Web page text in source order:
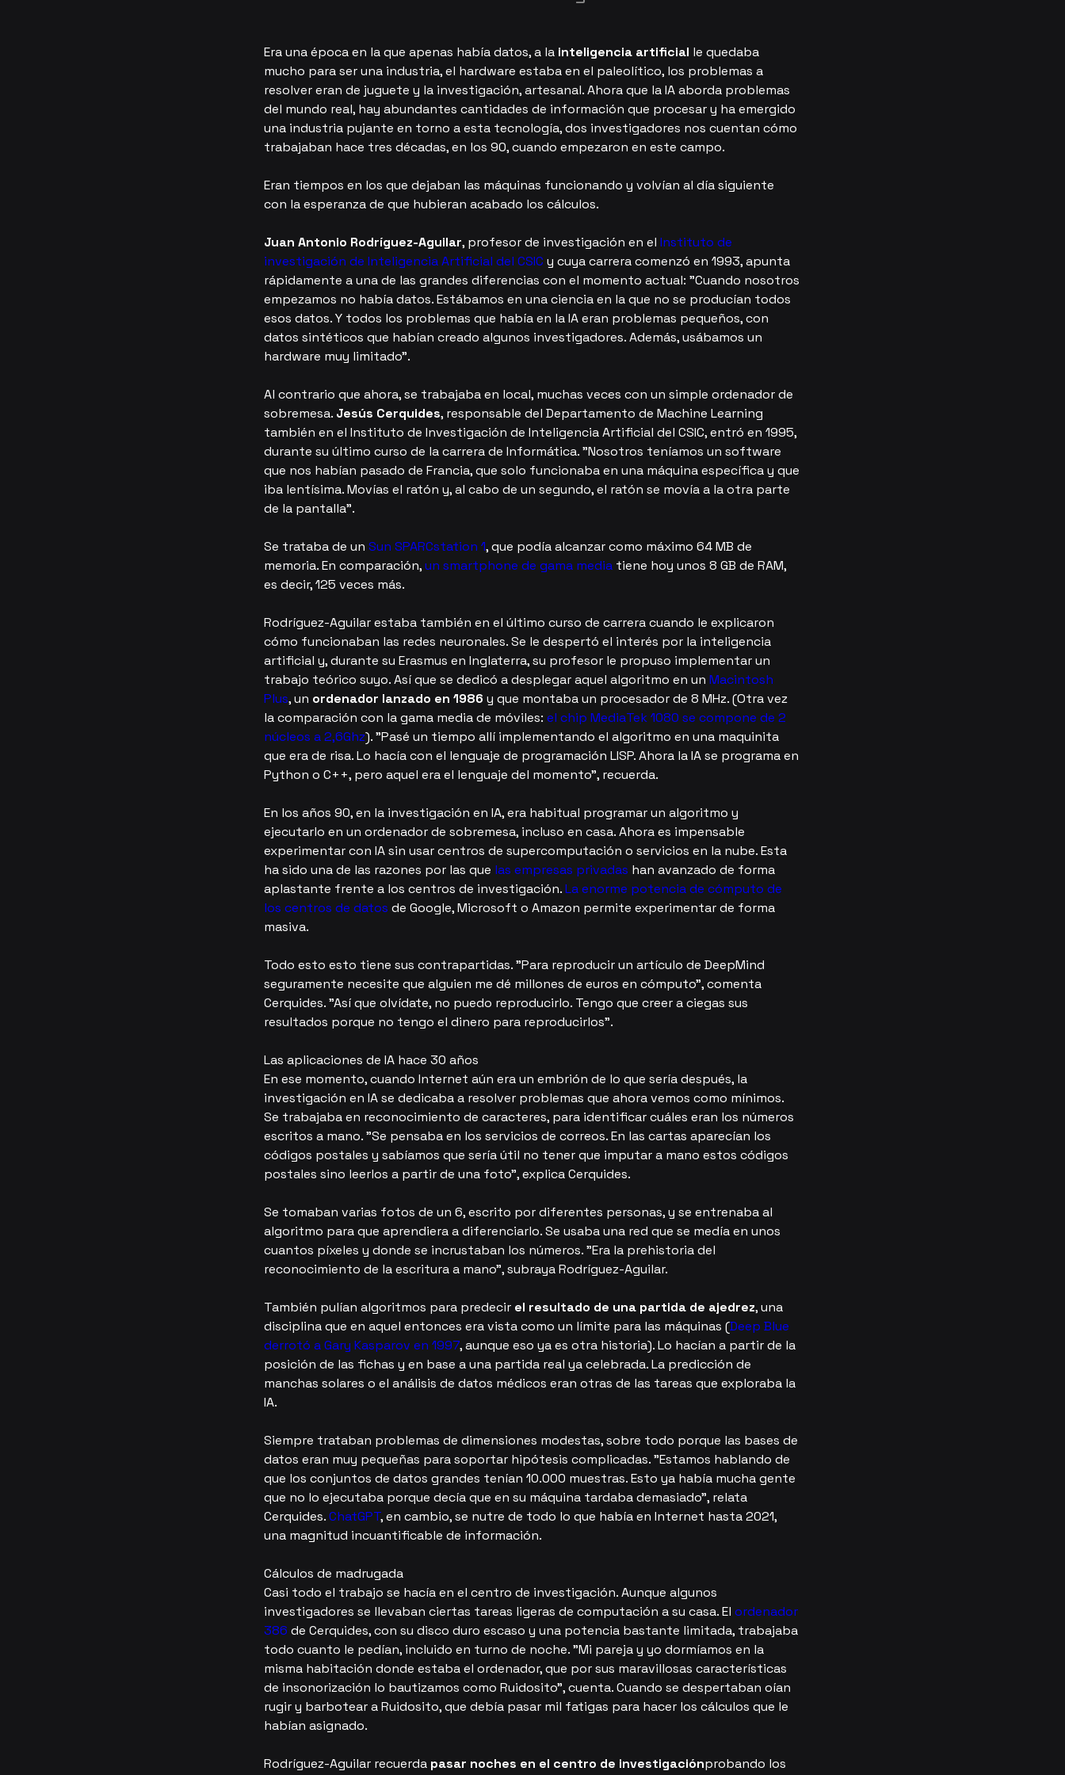
Era una época en la que apenas había datos, a la inteligencia artificial le quedaba
mucho para ser una industria, el hardware estaba en el paleolítico, los problemas a
resolver eran de juguete y la investigación, artesanal. Ahora que la IA aborda problemas
del mundo real, hay abundantes cantidades de información que procesar y ha emergido
una industria pujante en torno a esta tecnología, dos investigadores nos cuentan cómo
trabajaban hace tres décadas, en los 90, cuando empezaron en este campo.
Eran tiempos en los que dejaban las máquinas funcionando y volvían al día siguiente
con la esperanza de que hubieran acabado los cálculos.
Juan Antonio Rodríguez-Aguilar, profesor de investigación en el Instituto de
investigación de Inteligencia Artificial del CSIC y cuya carrera comenzó en 1993, apunta
rápidamente a una de las grandes diferencias con el momento actual: "Cuando nosotros
empezamos no había datos. Estábamos en una ciencia en la que no se producían todos
esos datos. Y todos los problemas que había en la IA eran problemas pequeños, con
datos sintéticos que habían creado algunos investigadores. Además, usábamos un
hardware muy limitado".
Al contrario que ahora, se trabajaba en local, muchas veces con un simple ordenador de
sobremesa. Jesús Cerquides, responsable del Departamento de Machine Learning
también en el Instituto de Investigación de Inteligencia Artificial del CSIC, entró en 1995,
durante su último curso de la carrera de Informática. "Nosotros teníamos un software
que nos habían pasado de Francia, que solo funcionaba en una máquina específica y que
iba lentísima. Movías el ratón y, al cabo de un segundo, el ratón se movía a la otra parte
de la pantalla".
Se trataba de un Sun SPARCstation 1, que podía alcanzar como máximo 64 MB de
memoria. En comparación, un smartphone de gama media tiene hoy unos 8 GB de RAM,
es decir, 125 veces más.
Rodríguez-Aguilar estaba también en el último curso de carrera cuando le explicaron
cómo funcionaban las redes neuronales. Se le despertó el interés por la inteligencia
artificial y, durante su Erasmus en Inglaterra, su profesor le propuso implementar un
trabajo teórico suyo. Así que se dedicó a desplegar aquel algoritmo en un Macintosh
Plus, un ordenador lanzado en 1986 y que montaba un procesador de 8 MHz. (Otra vez
la comparación con la gama media de móviles: el chip MediaTek 1080 se compone de 2
núcleos a 2,6Ghz). "Pasé un tiempo allí implementando el algoritmo en una maquinita
que era de risa. Lo hacía con el lenguaje de programación LISP. Ahora la IA se programa en
Python o C++, pero aquel era el lenguaje del momento", recuerda.
En los años 90, en la investigación en IA, era habitual programar un algoritmo y
ejecutarlo en un ordenador de sobremesa, incluso en casa. Ahora es impensable
experimentar con IA sin usar centros de supercomputación o servicios en la nube. Esta
ha sido una de las razones por las que las empresas privadas han avanzado de forma
aplastante frente a los centros de investigación. La enorme potencia de cómputo de
los centros de datos de Google, Microsoft o Amazon permite experimentar de forma
masiva.
Todo esto esto tiene sus contrapartidas. "Para reproducir un artículo de DeepMind
seguramente necesite que alguien me dé millones de euros en cómputo", comenta
Cerquides. "Así que olvídate, no puedo reproducirlo. Tengo que creer a ciegas sus
resultados porque no tengo el dinero para reproducirlos".
Las aplicaciones de IA hace 30 años
En ese momento, cuando Internet aún era un embrión de lo que sería después, la
investigación en IA se dedicaba a resolver problemas que ahora vemos como mínimos.
Se trabajaba en reconocimiento de caracteres, para identificar cuáles eran los números
escritos a mano. "Se pensaba en los servicios de correos. En las cartas aparecían los
códigos postales y sabíamos que sería útil no tener que imputar a mano estos códigos
postales sino leerlos a partir de una foto", explica Cerquides.
Se tomaban varias fotos de un 6, escrito por diferentes personas, y se entrenaba al
algoritmo para que aprendiera a diferenciarlo. Se usaba una red que se medía en unos
cuantos píxeles y donde se incrustaban los números. "Era la prehistoria del
reconocimiento de la escritura a mano", subraya Rodríguez-Aguilar.
También pulían algoritmos para predecir el resultado de una partida de ajedrez, una
disciplina que en aquel entonces era vista como un límite para las máquinas (Deep Blue
derrotó a Gary Kasparov en 1997, aunque eso ya es otra historia). Lo hacían a partir de la
posición de las fichas y en base a una partida real ya celebrada. La predicción de
manchas solares o el análisis de datos médicos eran otras de las tareas que exploraba la
IA.
Siempre trataban problemas de dimensiones modestas, sobre todo porque las bases de
datos eran muy pequeñas para soportar hipótesis complicadas. "Estamos hablando de
que los conjuntos de datos grandes tenían 10.000 muestras. Esto ya había mucha gente
que no lo ejecutaba porque decía que en su máquina tardaba demasiado", relata
Cerquides. ChatGPT, en cambio, se nutre de todo lo que había en Internet hasta 2021,
una magnitud incuantificable de información.
Cálculos de madrugada
Casi todo el trabajo se hacía en el centro de investigación. Aunque algunos
investigadores se llevaban ciertas tareas ligeras de computación a su casa. El ordenador
386 de Cerquides, con su disco duro escaso y una potencia bastante limitada, trabajaba
todo cuanto le pedían, incluido en turno de noche. "Mi pareja y yo dormíamos en la
misma habitación donde estaba el ordenador, que por sus maravillosas características
de insonorización lo bautizamos como Ruidosito", cuenta. Cuando se despertaban oían
rugir y barbotear a Ruidosito, que debía pasar mil fatigas para hacer los cálculos que le
habían asignado.
Rodríguez-Aguilar recuerda pasar noches en el centro de investigaciónprobando los